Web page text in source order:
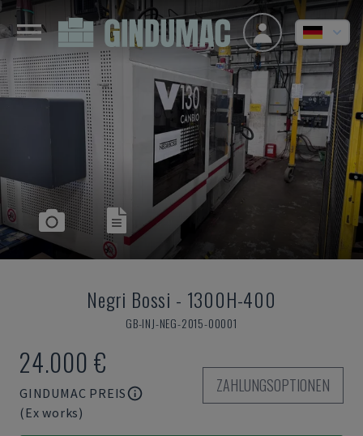
Negri Bossi - 1300H-400
GB-INJ-NEG-2015-00001
24.000 €
GINDUMAC PREIS
(Ex works)
ZAHLUNGSOPTIONEN